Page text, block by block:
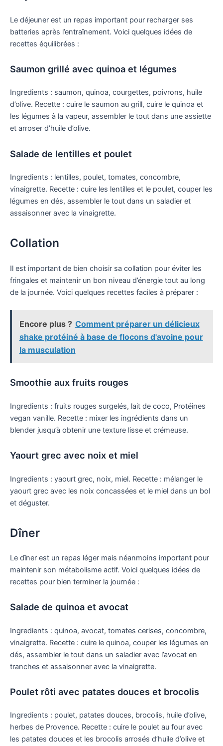
Le déjeuner est un repas important pour recharger ses
batteries après l’entraînement. Voici quelques idées de
recettes équilibrées :
Saumon grillé avec quinoa et légumes
Ingredients : saumon, quinoa, courgettes, poivrons, huile
d’olive. Recette : cuire le saumon au grill, cuire le quinoa et
les légumes à la vapeur, assembler le tout dans une assiette
et arroser d’huile d’olive.
Salade de lentilles et poulet
Ingredients : lentilles, poulet, tomates, concombre,
vinaigrette. Recette : cuire les lentilles et le poulet, couper les
légumes en dés, assembler le tout dans un saladier et
assaisonner avec la vinaigrette.
Collation
Il est important de bien choisir sa collation pour éviter les
fringales et maintenir un bon niveau d’énergie tout au long
de la journée. Voici quelques recettes faciles à préparer :
Encore plus ? Comment préparer un délicieux
shake protéiné à base de flocons d'avoine pour
la musculation
Smoothie aux fruits rouges
Ingredients : fruits rouges surgelés, lait de coco, Protéines
vegan vanille. Recette : mixer les ingrédients dans un
blender jusqu’à obtenir une texture lisse et crémeuse.
Yaourt grec avec noix et miel
Ingredients : yaourt grec, noix, miel. Recette : mélanger le
yaourt grec avec les noix concassées et le miel dans un bol
et déguster.
Dîner
Le dîner est un repas léger mais néanmoins important pour
maintenir son métabolisme actif. Voici quelques idées de
recettes pour bien terminer la journée :
Salade de quinoa et avocat
Ingredients : quinoa, avocat, tomates cerises, concombre,
vinaigrette. Recette : cuire le quinoa, couper les légumes en
dés, assembler le tout dans un saladier avec l’avocat en
tranches et assaisonner avec la vinaigrette.
Poulet rôti avec patates douces et brocolis
Ingredients : poulet, patates douces, brocolis, huile d’olive,
herbes de Provence. Recette : cuire le poulet au four avec
les patates douces et les brocolis arrosés d’huile d’olive et